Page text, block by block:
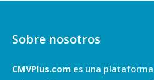
Sobre nosotros
CMVPlus.com es una